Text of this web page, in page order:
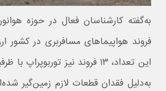
فروند هواپیماهای مسافربری در کشور
به‌دلیل فقدان قطعات لازم زمین‌گیر